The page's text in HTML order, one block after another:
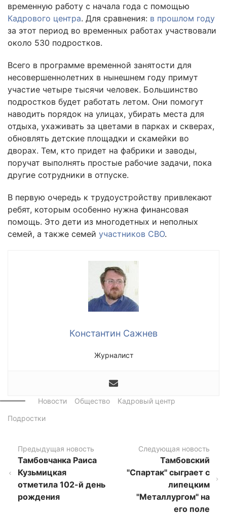
временную работу с начала года с помощью
Кадрового центра. Для сравнения: в прошлом году
за этот период во временных работах участвовали
около 530 подростков.
Всего в программе временной занятости для
несовершеннолетних в нынешнем году примут
участие четыре тысячи человек. Большинство
подростков будет работать летом. Они помогут
наводить порядок на улицах, убирать места для
отдыха, ухаживать за цветами в парках и скверах,
обновлять детские площадки и скамейки во
дворах. Тем, кто придет на фабрики и заводы,
поручат выполнять простые рабочие задачи, пока
другие сотрудники в отпуске.
В первую очередь к трудоустройству привлекают
ребят, которым особенно нужна финансовая
помощь. Это дети из многодетных и неполных
семей, а также семей участников СВО.
Константин Сажнев
Журналист
Новости Общество
Кадровый центр
Подростки
Предыдущая новость
Тамбовчанка Раиса
Кузьмицкая
отметила 102-й день
рождения
Следующая новость
Тамбовский
"Спартак" сыграет с
липецким
"Металлургом" на
его поле